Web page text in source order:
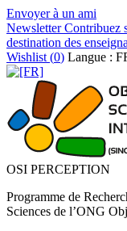
Envoyer à un ami
NewsletterContribuez
destination des
Wishlist (0) Langue :
OSI PERCEPTION
Programme de
Sciences de l’ONG